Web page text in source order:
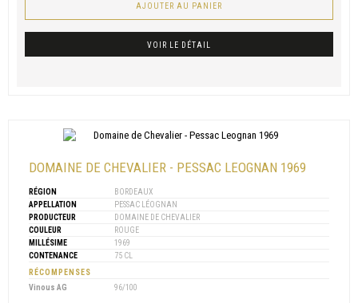
AJOUTER AU PANIER
VOIR LE DÉTAIL
DOMAINE DE CHEVALIER - PESSAC LEOGNAN 1969
RÉGION
BORDEAUX
APPELLATION
PESSAC LÉOGNAN
PRODUCTEUR
DOMAINE DE CHEVALIER
COULEUR
ROUGE
MILLÉSIME
1969
CONTENANCE
75 CL
RÉCOMPENSES
Vinous AG
96/100